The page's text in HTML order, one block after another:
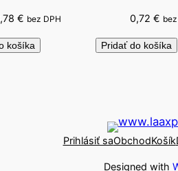
€ bez DPH
košíka
0,72 €
Pridať do košíka
Prihlásiť saObchodKošík
Designed with